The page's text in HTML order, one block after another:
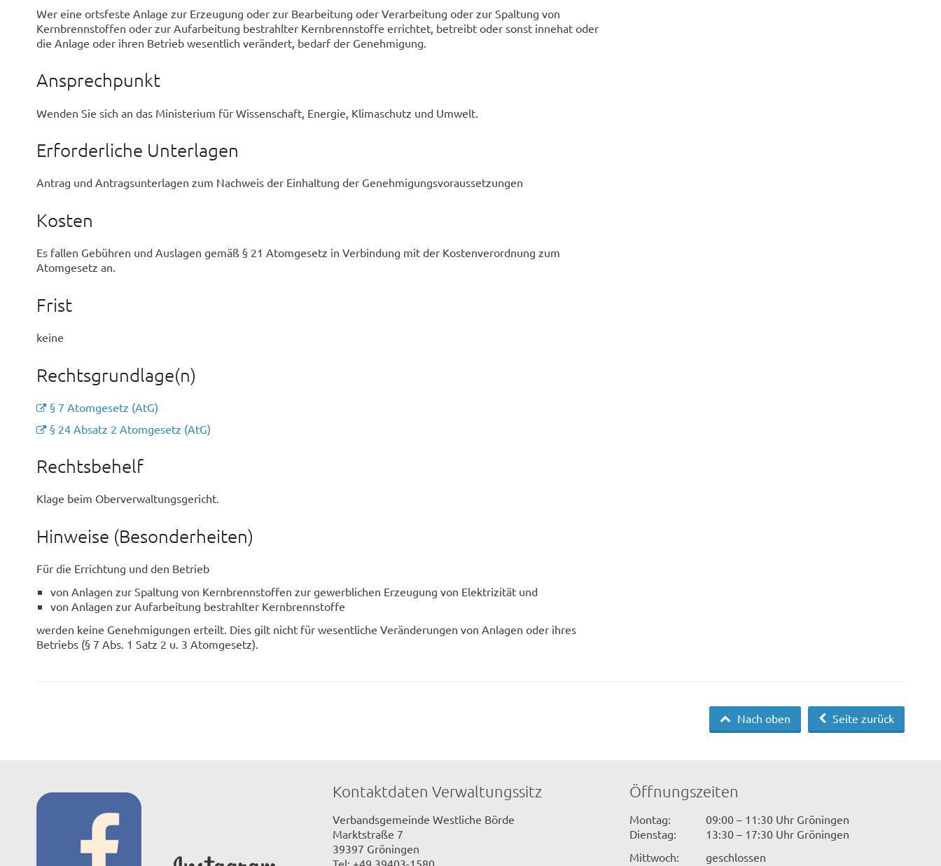
Wer eine ortsfeste Anlage zur Erzeugung oder zur Bearbeitung oder Verarbeitung oder zur Spaltung von
Kernbrennstoffen oder zur Aufarbeitung bestrahlter Kernbrennstoffe errichtet, betreibt oder sonst innehat oder
die Anlage oder ihren Betrieb wesentlich verändert, bedarf der Genehmigung.
Ansprechpunkt
Wenden Sie sich an das Ministerium für Wissenschaft, Energie, Klimaschutz und Umwelt.
Erforderliche Unterlagen
Antrag und Antragsunterlagen zum Nachweis der Einhaltung der Genehmigungsvoraussetzungen
Kosten
Es fallen Gebühren und Auslagen gemäß § 21 Atomgesetz in Verbindung mit der Kostenverordnung zum
Atomgesetz an.
Frist
keine
Rechtsgrundlage(n)
§ 7 Atomgesetz (AtG)
§ 24 Absatz 2 Atomgesetz (AtG)
Rechtsbehelf
Klage beim Oberverwaltungsgericht.
Hinweise (Besonderheiten)
Für die Errichtung und den Betrieb
von Anlagen zur Spaltung von Kernbrennstoffen zur gewerblichen Erzeugung von Elektrizität und
von Anlagen zur Aufarbeitung bestrahlter Kernbrennstoffe
werden keine Genehmigungen erteilt. Dies gilt nicht für wesentliche Veränderungen von Anlagen oder ihres
Betriebs (§ 7 Abs. 1 Satz 2 u. 3 Atomgesetz).
Seite zurück
Nach oben
Kontaktdaten Verwaltungssitz
Verbandsgemeinde Westliche Börde
Marktstraße 7
39397 Gröningen
Öffnungszeiten
Montag:
09:00 – 11:30 Uhr Gröningen
Dienstag:
13:30 – 17:30 Uhr Gröningen
Mittwoch:
geschlossen